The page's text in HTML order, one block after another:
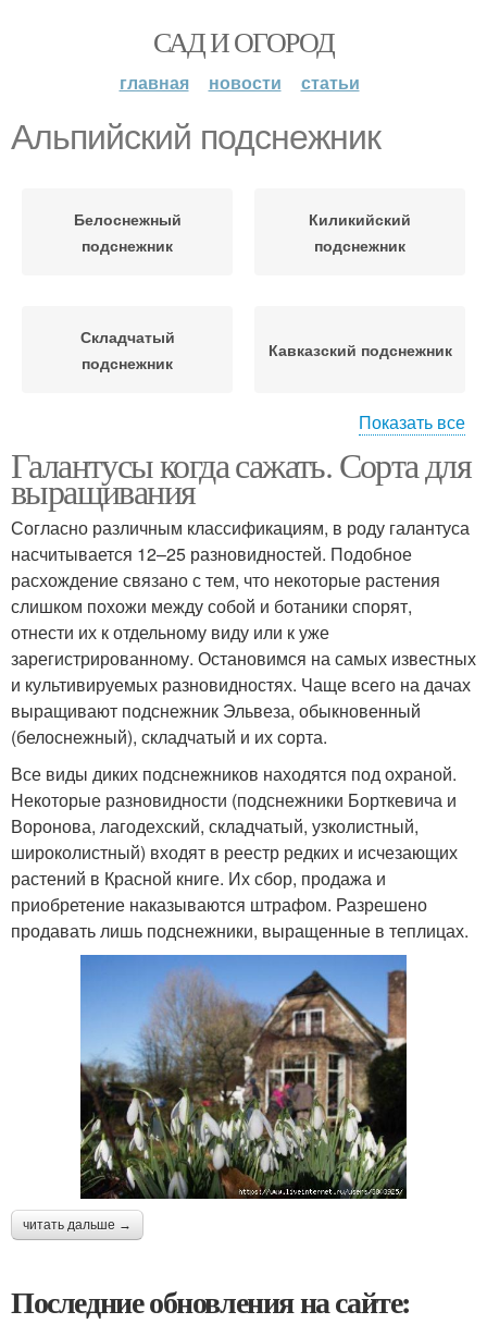
САД И ОГОРОД
главная новости статьи
Альпийский подснежник
Белоснежный
подснежник
Киликийский
подснежник
Складчатый
подснежник
Кавказский подснежник
подснежник
Уход за подснежниками
Показать все
Галантусы когда сажать. Сорта для
выращивания
Согласно различным классификациям, в роду галантуса
насчитывается 12–25 разновидностей. Подобное
расхождение связано с тем, что некоторые растения
слишком похожи между собой и ботаники спорят,
отнести их к отдельному виду или к уже
зарегистрированному. Остановимся на самых известных
и культивируемых разновидностях. Чаще всего на дачах
выращивают подснежник Эльвеза, обыкновенный
(белоснежный), складчатый и их сорта.
Все виды диких подснежников находятся под охраной.
Некоторые разновидности (подснежники Борткевича и
Воронова, лагодехский, складчатый, узколистный,
широколистный) входят в реестр редких и исчезающих
растений в Красной книге. Их сбор, продажа и
приобретение наказываются штрафом. Разрешено
продавать лишь подснежники, выращенные в теплицах.
читать дальше →
Последние обновления на сайте: